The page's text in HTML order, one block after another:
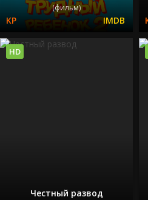
(фильм)
Честный развод
HD